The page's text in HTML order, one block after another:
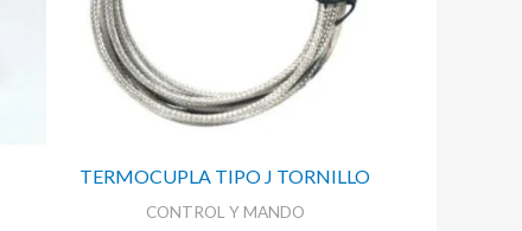
TERMOCUPLA TIPO J TORNILLO
CONTROL Y MANDO